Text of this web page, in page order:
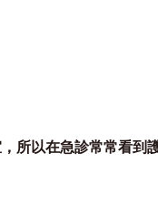
所以在急診常常看